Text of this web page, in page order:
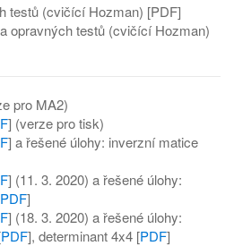
testů (cvičící Hozman) [PDF]
opravných testů (cvičící Hozman)
pro MA2)
] (verze pro tisk)
] a řešené úlohy: inverzní matice
] (11. 3. 2020) a řešené úlohy:
PDF]
] (18. 3. 2020) a řešené úlohy:
PDF], determinant 4x4 [PDF]